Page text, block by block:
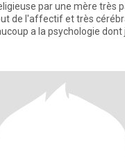
par une mère très
de l'affectif et très cérébral
Je m'intéresse